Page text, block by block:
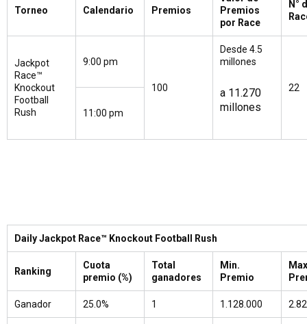
Torneo Calendario Premios
Premios
por Race
N°
Jackpot
Race™
Knockout
Football
Rush
9:00 pm
100
Desde 4.5
millones
a 11.270
millones
22
11:00 pm
Daily Jackpot Race™ Knockout Football Rush
Ranking
Cuota
premio (%)
Total
ganadores
Min.
Premio
Ganador 25.0% 1 1.128.000